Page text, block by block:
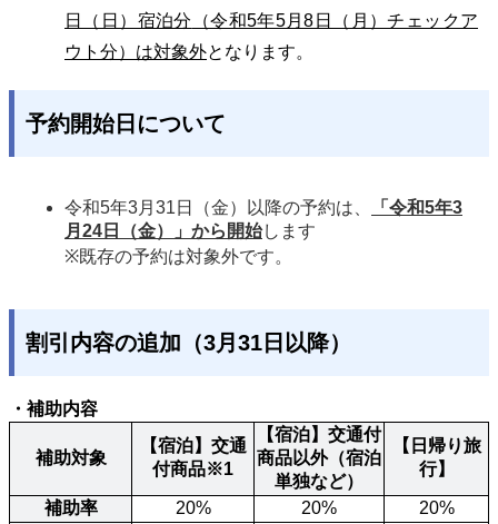
日（日）宿泊分
（令和5年5月8日（月）チェックア
ウト分）は対象外となります。
予約開始日について
令和5年3月31日（金）以降の予約は、
「令和5年3
月24日（金）」から開始します
※既存の予約は対象外です。
割引内容の追加（3月31日以降）
・補助内容
補助対象
【宿泊】交通
付商品※1
【宿泊】交通付
商品以外（宿泊
単独など）
【日帰り旅
行】
補助率 20% 20%
20%